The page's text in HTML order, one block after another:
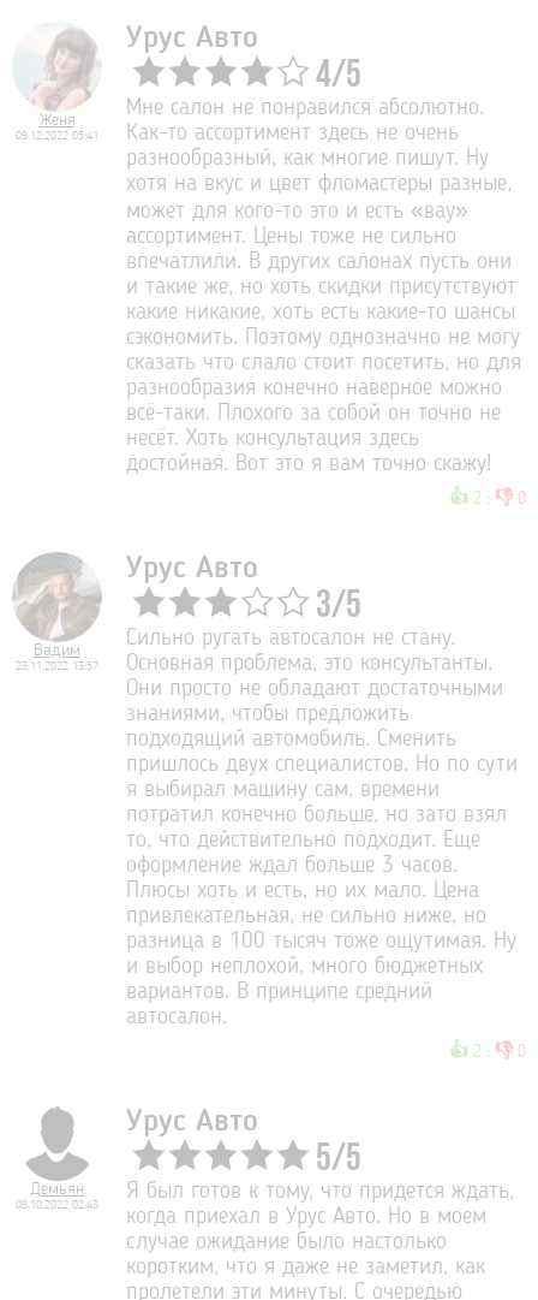
Женя
09.12.2022 05:41
Урус Авто
4/5
Мне салон не понравился абсолютно.
Как-то ассортимент здесь не очень
разнообразный, как многие пишут. Ну
хотя на вкус и цвет фломастеры разные,
может для кого-то это и есть «вау»
ассортимент. Цены тоже не сильно
впечатлили. В других салонах пусть они
и такие же, но хоть скидки присутствуют
какие никакие, хоть есть какие-то шансы
сэкономить. Поэтому однозначно не могу
сказать что слало стоит посетить, но для
разнообразия конечно наверное можно
всё-таки. Плохого за собой он точно не
несёт. Хоть консультация здесь
достойная. Вот это я вам точно скажу!
👍 2 : 👎 0
Вадим
23.11.2022 13:57
Урус Авто
3/5
Сильно ругать автосалон не стану.
Основная проблема, это консультанты.
Они просто не обладают достаточными
знаниями, чтобы предложить
подходящий автомобиль. Сменить
пришлось двух специалистов. Но по сути
я выбирал машину сам, времени
потратил конечно больше, но зато взял
то, что действительно подходит. Еще
оформление ждал больше 3 часов.
Плюсы хоть и есть, но их мало. Цена
привлекательная, не сильно ниже, но
разница в 100 тысяч тоже ощутимая. Ну
и выбор неплохой, много бюджетных
вариантов. В принципе средний
автосалон.
👍 2 : 👎 0
Демьян
08.10.2022 02:43
Урус Авто
5/5
Я был готов к тому, что придется ждать,
когда приехал в Урус Авто. Но в моем
случае ожидание было настолько
коротким, что я даже не заметил, как
пролетели эти минуты. С очередью